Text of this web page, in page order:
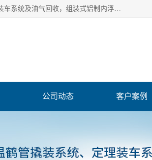
连云港爱德石化机械有限公司主要产品有：鹤管、旋转接头、密封圈、输油臂、储运定量装车系统及油气回收，组装式铝制内浮盘及油罐附件、钢结构栈桥/平台、活动梯、紧急脱离拉断阀等。完备的制造和检测手段以及高素质的员工确保了产品的质量。
公司动态 客户案例